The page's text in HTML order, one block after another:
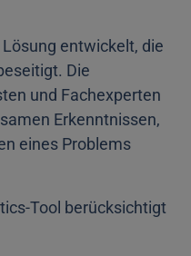
entwickelt, die
Die
und Fachexperten
Erkenntnissen,
eines Problems
Tool berücksichtigt